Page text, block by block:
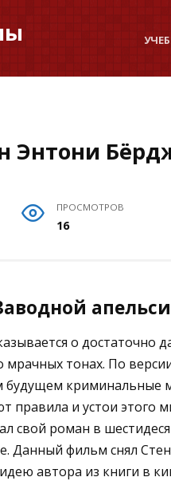
Энтони
ПРОСМОТРОВ
16
о достаточно
мрачных тонах. По
будущем криминальные
правила и устои этого
свой роман в
Данный фильм снял
автора из книги в